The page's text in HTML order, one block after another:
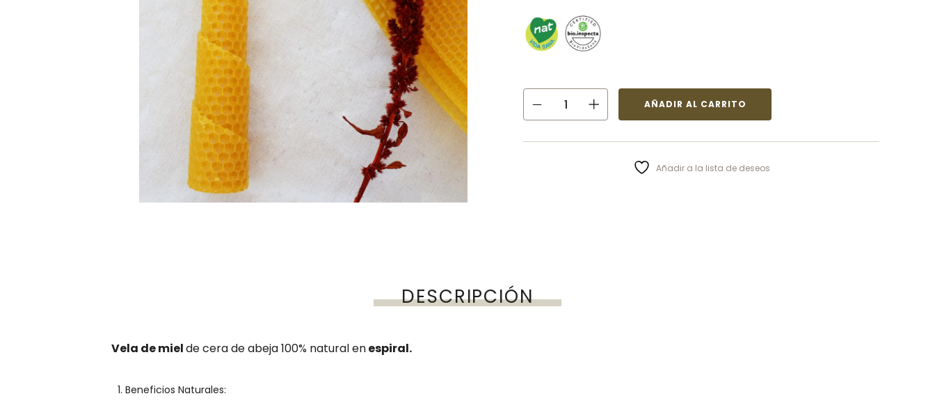
AÑADIR AL CARRITO
Añadir a la lista de deseos
DESCRIPCIÓN
Vela de mielde cera de abeja 100% natural enespiral.
Beneficios Naturales: